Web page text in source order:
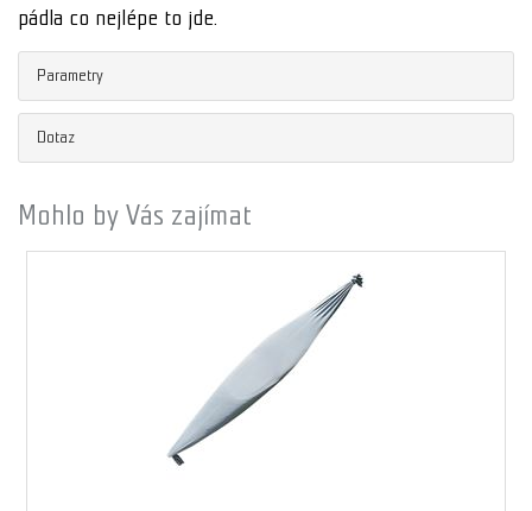
pádla co nejlépe to jde.
Parametry
Dotaz
Mohlo by Vás zajímat